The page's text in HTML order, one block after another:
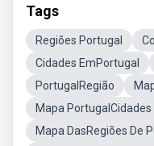
Tags
Regiões Portugal
Cidades EmPortugal
PortugalRegião
Mapa PortugalCidades
Mapa DasRegiões De